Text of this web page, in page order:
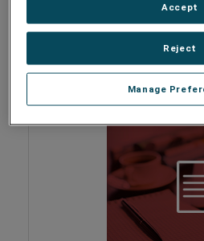
vêm sendo
sucesso em vários
Manage
Reject
Accept